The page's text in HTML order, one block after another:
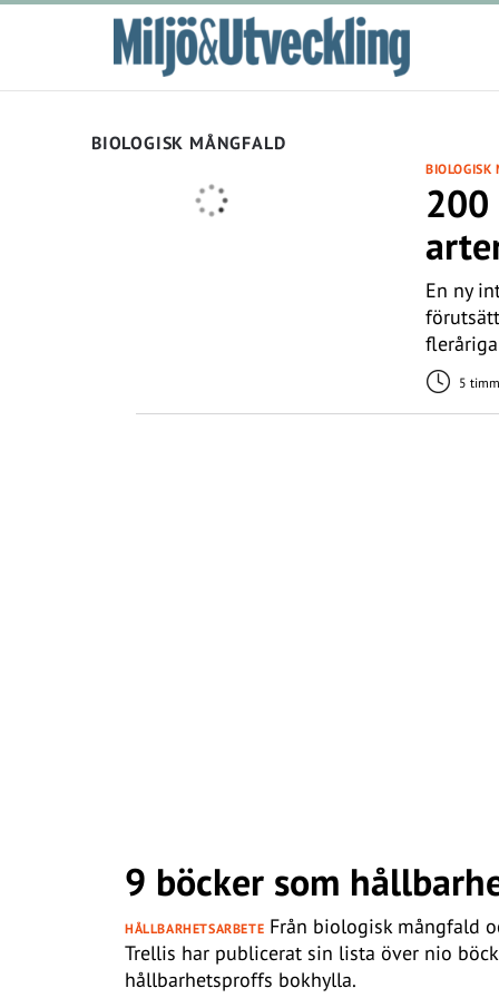
BIOLOGISK MÅNGFALD
BIOLOGISK
En ny
5
9 böcker som
HÅLLBARHETSARBETE Från biologisk mångfald
Trellis har publicerat sin lista över nio
hållbarhetsproffs bokhylla.